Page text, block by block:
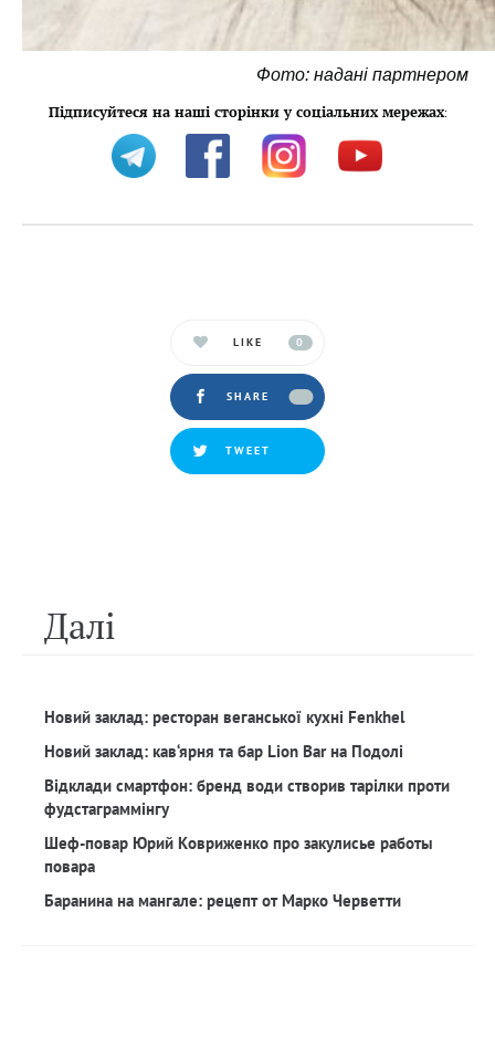
Фото: надані партнером
Підписуйтеся на наші сторінки у соціальних мережах:
LIKE 0
SHARE
TWEET
Далi
Новий заклад: ресторан веганської кухні Fenkhel
Новий заклад: кав‘ярня та бар Lion Bar на Подолі
Відклади смартфон: бренд води створив тарілки проти
фудстаграммінгу
Шеф-повар Юрий Ковриженко про закулисье работы
повара
Баранина на мангале: рецепт от Марко Черветти